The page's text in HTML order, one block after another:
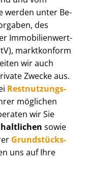
werden unter Be­
des
Im­mo­bi­li­en­wert­
marktkonform
wir auch
Zwecke aus.
Rest­nut­zungs­
möglichen
wir Sie
sowie
Grund­stücks­
uns auf Ihre